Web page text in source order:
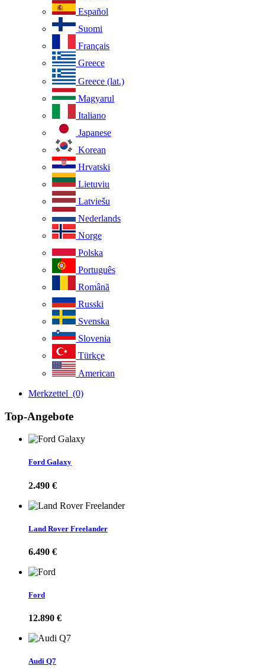
Español
Suomi
Français
Greece
Greece (lat.)
Magyarul
Italiano
Japanese
Korean
Hrvatski
Lietuviu
Latviešu
Nederlands
Norge
Polska
Português
Românã
Russki
Svenska
Slovenia
Türkçe
American
Merkzettel (0)
Top-Angebote
Ford Galaxy
2.490 €
Land Rover Freelander
6.490 €
Ford
12.890 €
Audi Q7